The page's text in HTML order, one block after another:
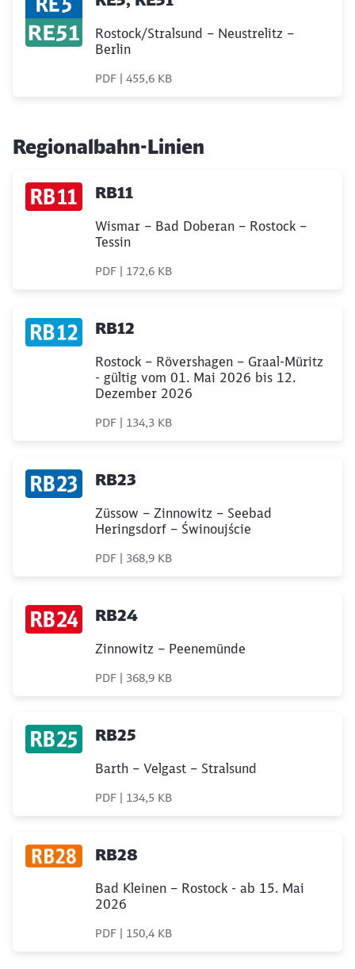
Rostock/Stralsund – Neustrelitz –
Berlin
PDF | 455,6 KB
Regionalbahn-Linien
RB11
Wismar – Bad Doberan – Rostock –
Tessin
PDF | 172,6 KB
RB12
Rostock – Rövershagen – Graal-Müritz
- gültig vom 01. Mai 2026 bis 12.
Dezember 2026
PDF | 134,3 KB
RB23
Züssow – Zinnowitz – Seebad
Heringsdorf – Świnoujście
PDF | 368,9 KB
RB24
Zinnowitz – Peenemünde
PDF | 368,9 KB
RB25
Barth – Velgast – Stralsund
PDF | 134,5 KB
RB28
Bad Kleinen – Rostock - ab 15. Mai
2026
PDF | 150,4 KB
Möchten Sie zuweitergeleitet
werden?